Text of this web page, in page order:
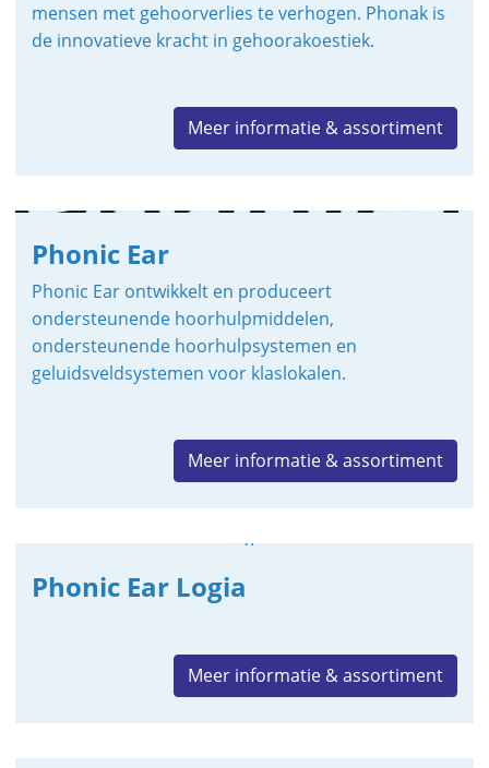
mensen met gehoorverlies te verhogen. Phonak is
de innovatieve kracht in gehoorakoestiek.
Meer informatie & assortiment
Phonic Ear
Phonic Ear ontwikkelt en produceert
ondersteunende hoorhulpmiddelen,
ondersteunende hoorhulpsystemen en
geluidsveldsystemen voor klaslokalen.
Meer informatie & assortiment
Phonic Ear Logia
Meer informatie & assortiment